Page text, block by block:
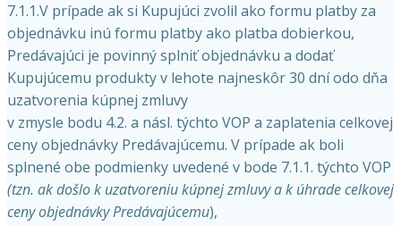
7.1.1.V prípade ak si Kupujúci zvolil ako formu platby za
objednávku inú formu platby ako platba dobierkou,
Predávajúci je povinný splniť objednávku a dodať
Kupujúcemu produkty v lehote najneskôr 30 dní odo dňa
uzatvorenia kúpnej zmluvy
v zmysle bodu 4.2. a násl. týchto VOP a zaplatenia celkovej
ceny objednávky Predávajúcemu. V prípade ak boli
splnené obe podmienky uvedené v bode 7.1.1. týchto VOP
(tzn. ak došlo k uzatvoreniu kúpnej zmluvy a k úhrade celkovej
ceny objednávky Predávajúcemu),